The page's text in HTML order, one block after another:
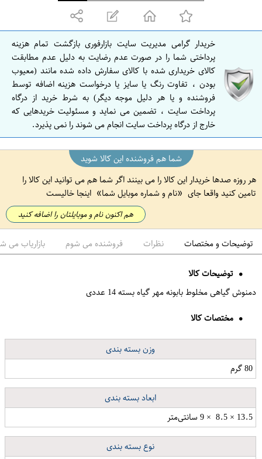
ن
ا
ص
ف
ه
ا
ن
خریدار گرامی مدیریت سایت بازارفوری بازگشت تمام هزینه
پرداختی شما را در صورت عدم رضایت به دلیل عدم مطابقت
کالای خریداری شده با کالای سفارش داده شده مانند (معیوب
بودن ، تفاوت رنگ یا سایز یا درخواست هزینه اضافه توسط
فروشنده و یا هر دلیل موجه دیگر) به شرط خرید از درگاه
پرداخت سایت ، تضمین می نماید و مسئولیت خریدهایی که
خارج از درگاه پرداخت سایت انجام می شوند را نمی پذیرد.
شما هم فروشنده این کالا شوید
هر روزه صدها خریدار این کالا را می بینند اگر شما هم می توانید این کالا را
تامین کنید واقعا جای
نام و شماره موبایل شما اینجا خالیست
هم اکنون نام و موبایلتان را اضافه کنید
توضیحات و مختصات نظرات فروشنده می شوم بازاریاب می
توضیحات کالا
دمنوش گیاهی مخلوط بابونه مهر گیاه بسته 14 عددی
مختصات کالا
وزن بسته بندی
80 گرم
ابعاد بسته بندی
13.5 × 8.5 ‌ × 9 سانتی‌متر
نوع بسته بندی